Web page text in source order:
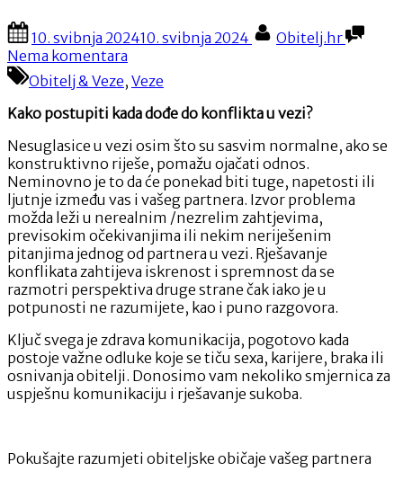
Posted
on
10. svibnja 202410. svibnja 2024 By
Obitelj.hr
Nema komentara
Konflikt
u
vezi
što
učiniti?
Obitelj & Veze, Veze
Kako postupiti kada dođe do konflikta u vezi?
Nesuglasice u vezi osim što su sasvim normalne, ako se
konstruktivno riješe, pomažu ojačati odnos.
Neminovno je to da će ponekad biti tuge, napetosti ili
ljutnje između vas i vašeg partnera. Izvor problema
možda leži u nerealnim /nezrelim zahtjevima,
previsokim očekivanjima ili nekim neriješenim
pitanjima jednog od partnera u vezi. Rješavanje
konflikata zahtijeva iskrenost i spremnost da se
razmotri perspektiva druge strane čak iako je u
potpunosti ne razumijete, kao i puno razgovora.
Ključ svega je zdrava komunikacija, pogotovo kada
postoje važne odluke koje se tiču sexa, karijere, braka ili
osnivanja obitelji. Donosimo vam nekoliko smjernica za
uspješnu komunikaciju i rješavanje sukoba.
Pokušajte razumjeti obiteljske običaje vašeg partnera